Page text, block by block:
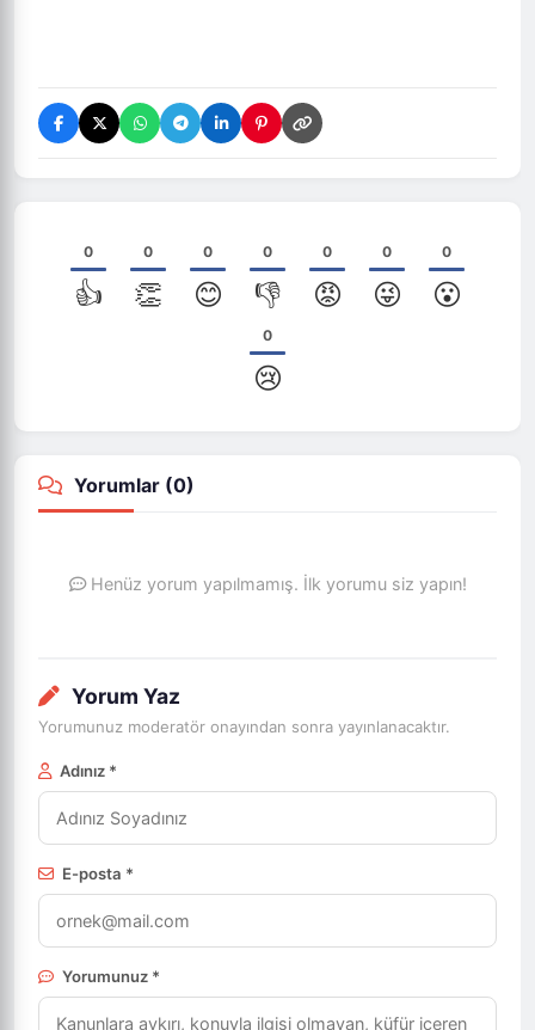
0
👍
0
👏
0
😊
0
👎
0
😡
0
😜
0
😮
0
😢
Yorumlar (0)
Henüz yorum yapılmamış. İlk yorumu siz yapın!
Yorum Yaz
Yorumunuz moderatör onayından sonra yayınlanacaktır.
Adınız *
E-posta *
Yorumunuz *